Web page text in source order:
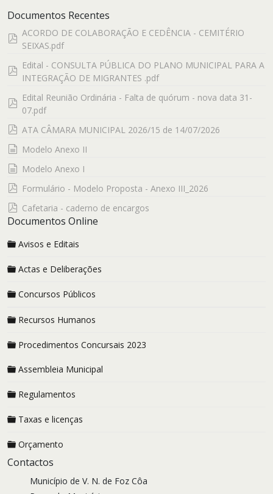
Documentos Recentes
pdf
ACORDO DE COLABORAÇÃO E CEDÊNCIA - CEMITÉRIO
SEIXAS.pdf
pdf
Edital - CONSULTA PÚBLICA DO PLANO MUNICIPAL PARA A
INTEGRAÇÃO DE MIGRANTES .pdf
pdf
Edital Reunião Ordinária - Falta de quórum - nova data 31-
07.pdf
pdf
ATA CÂMARA MUNICIPAL 2026/15 de 14/07/2026
documento
Modelo Anexo II
documento
Modelo Anexo I
pdf
Formulário - Modelo Proposta - Anexo III_2026
pdf
Cafetaria - caderno de encargos
Documentos Online
Avisos e Editais
Actas e Deliberações
Concursos Públicos
Recursos Humanos
Procedimentos Concursais 2023
Assembleia Municipal
Regulamentos
Taxas e licenças
Orçamento
Contactos
Município de V. N. de Foz Côa